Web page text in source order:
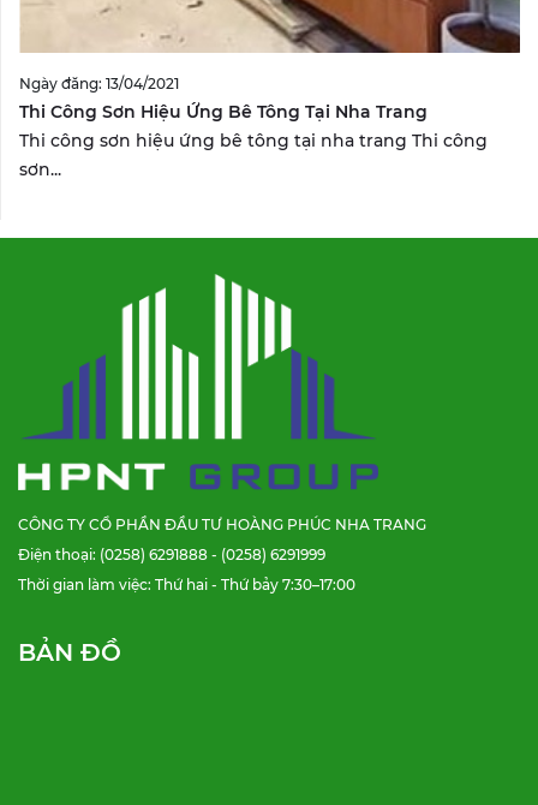
Ngày đăng: 13/04/2021
Thi Công Sơn Hiệu Ứng Bê Tông Tại Nha Trang
Thi công sơn hiệu ứng bê tông tại nha trang Thi công
sơn...
CÔNG TY CỔ PHẦN ĐẦU TƯ HOÀNG PHÚC NHA TRANG
Điện thoại: (0258) 6291888 - (0258) 6291999
Thời gian làm việc: Thứ hai - Thứ bảy 7:30–17:00
BẢN ĐỒ